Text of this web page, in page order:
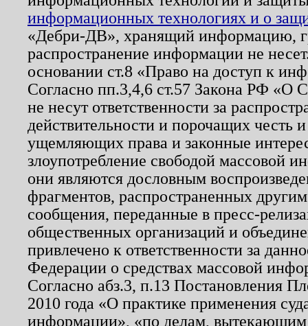
информационных технологиях и о
«Дебри-ДВ», хранящий информацию,
распространение информации не
основании ст.8 «Право на доступ к
Согласно пп.3,4,6 ст.57 Закона РФ «О
не несут ответственности за
действительности и порочащих честь
ущемляющих права и законные
злоупотребление свободой массовой
они являются дословным
фрагментов, распространенных
сообщения, переданные в пресс-
общественных организаций и
привлечено к ответственности за
Федерации о средствах массовой
Согласно абз.3, п.13 Постановления
2010 года «О практике применения
информации», «по делам, вытекающим